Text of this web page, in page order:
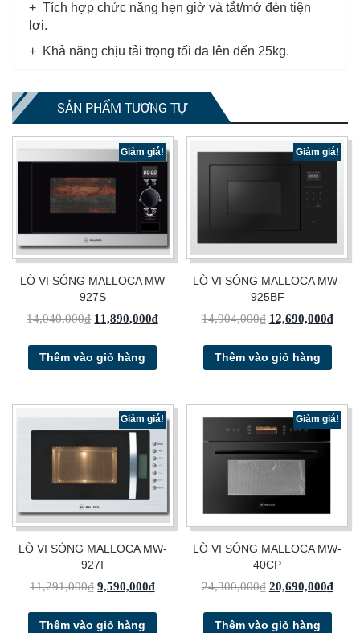
+ Tích hợp chức năng hẹn giờ và tắt/mở đèn tiện
lợi.
+ Khả năng chịu tải trọng tối đa lên đến 25kg.
SẢN PHẨM TƯƠNG TỰ
Giảm giá!
LÒ VI SÓNG MALLOCA MW
927S
14,040,000₫ 11,890,000₫
Thêm vào giỏ hàng
Giảm giá!
LÒ VI SÓNG MALLOCA MW-
925BF
14,904,000₫ 12,690,000₫
Thêm vào giỏ hàng
Giảm giá!
LÒ VI SÓNG MALLOCA MW-
927I
11,291,000₫ 9,590,000₫
Thêm vào giỏ hàng
Giảm giá!
LÒ VI SÓNG MALLOCA MW-
40CP
24,300,000₫ 20,690,000₫
Thêm vào giỏ hàng